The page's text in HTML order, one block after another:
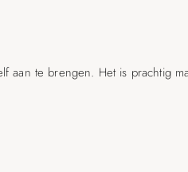
aan te brengen. Het is prachtig